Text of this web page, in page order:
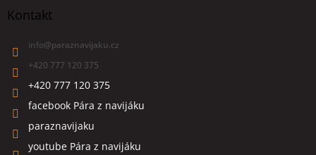
Kontakt
info@paraznavijaku.cz
+420 777 120 375
+420 777 120 375
facebook Pára z navijáku
paraznavijaku
youtube Pára z navijáku